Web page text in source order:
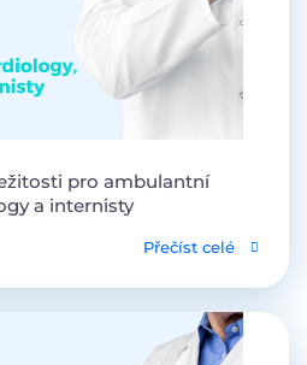
pro ambulantní
a internisty
Přečíst celé